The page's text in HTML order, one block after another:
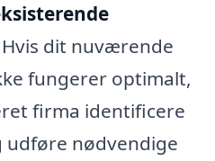
Hvis dit nuværende
fungerer optimalt,
firma identificere
nødvendige